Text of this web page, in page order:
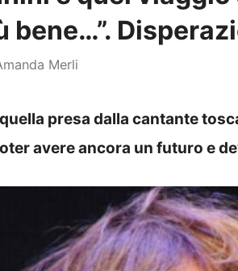
bene…”.
Merli
presa dalla cantante
avere ancora un futuro e